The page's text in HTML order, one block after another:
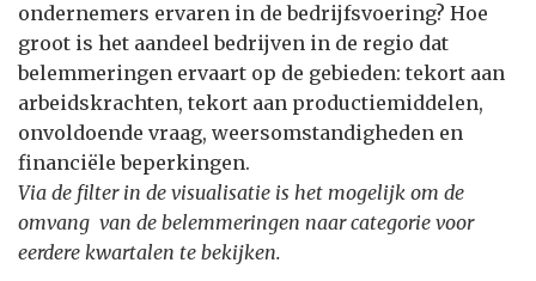
ondernemers ervaren in de bedrijfsvoering? Hoe
groot is het aandeel bedrijven in de regio dat
belemmeringen ervaart op de gebieden: tekort aan
arbeidskrachten, tekort aan productiemiddelen,
onvoldoende vraag, weersomstandigheden en
financiële beperkingen.
Via de filter in de visualisatie is het mogelijk om de
omvang van de belemmeringen naar categorie voor
eerdere kwartalen te bekijken.